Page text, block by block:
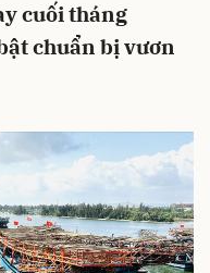
cuối tháng
chuẩn bị vươn